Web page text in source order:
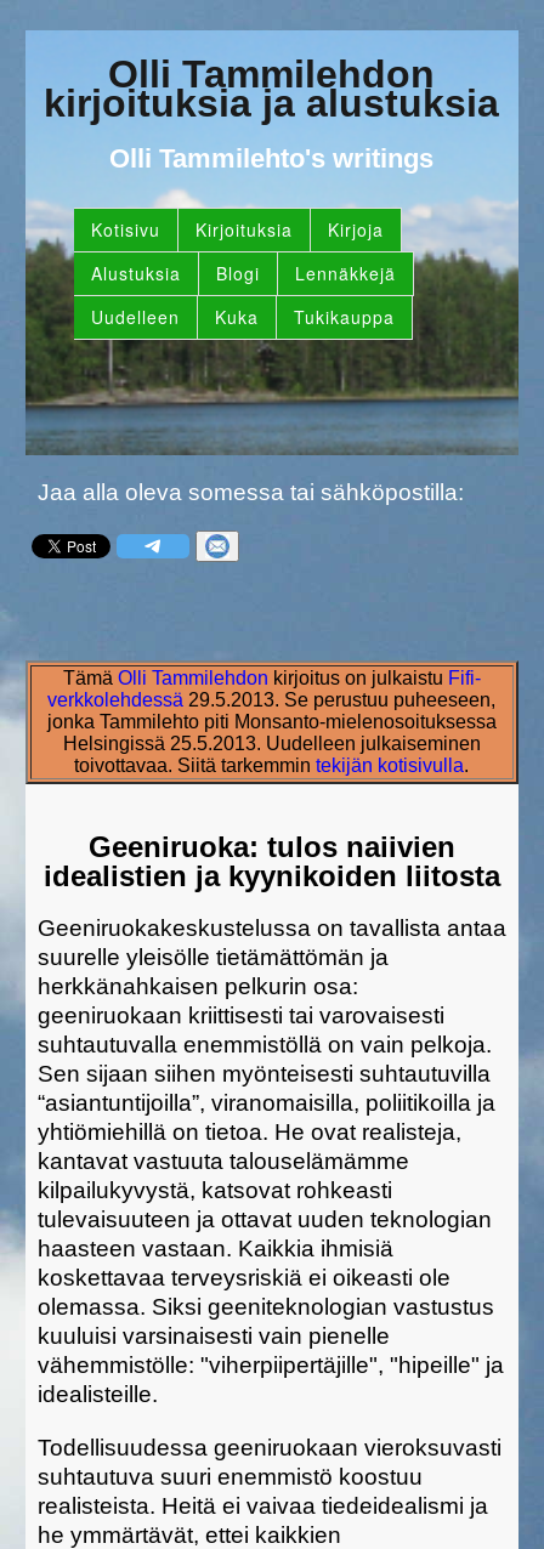
Olli Tammilehdon
kirjoituksia ja alustuksia
Olli Tammilehto's writings
Kotisivu Kirjoituksia
Kirjoja
Alustuksia
Blogi
Lennäkkejä
Uudelleen
Kuka Tukikauppa
Jaa alla oleva somessa tai sähköpostilla:
Tämä Olli Tammilehdon kirjoitus on julkaistu Fifi-
verkkolehdessä 29.5.2013. Se perustuu puheeseen,
jonka Tammilehto piti Monsanto-mielenosoituksessa
Helsingissä 25.5.2013. Uudelleen julkaiseminen
toivottavaa. Siitä tarkemmintekijän kotisivulla.
Geeniruoka: tulos naiivien
idealistien ja kyynikoiden liitosta
Geeniruokakeskustelussa on tavallista antaa
suurelle yleisölle tietämättömän ja
herkkänahkaisen pelkurin osa:
geeniruokaan kriittisesti tai varovaisesti
suhtautuvalla enemmistöllä on vain pelkoja.
Sen sijaan siihen myönteisesti suhtautuvilla
“asiantuntijoilla”, viranomaisilla, poliitikoilla ja
yhtiömiehillä on tietoa. He ovat realisteja,
kantavat vastuuta talouselämämme
kilpailukyvystä, katsovat rohkeasti
tulevaisuuteen ja ottavat uuden teknologian
haasteen vastaan. Kaikkia ihmisiä
koskettavaa terveysriskiä ei oikeasti ole
olemassa. Siksi geeniteknologian vastustus
kuuluisi varsinaisesti vain pienelle
vähemmistölle: "viherpiipertäjille", "hipeille" ja
idealisteille.
Todellisuudessa geeniruokaan vieroksuvasti
suhtautuva suuri enemmistö koostuu
realisteista. Heitä ei vaivaa tiedeidealismi ja
he ymmärtävät, ettei kaikkien